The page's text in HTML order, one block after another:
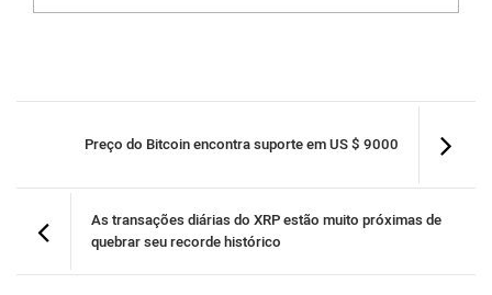
Preço do Bitcoin encontra suporte em US $ 9000
As transações diárias do XRP estão muito próximas de
quebrar seu recorde histórico